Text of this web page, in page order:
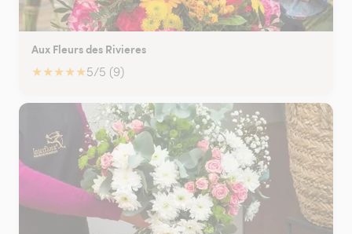
Aux Fleurs des Rivieres
★★★★★5/5 (9)